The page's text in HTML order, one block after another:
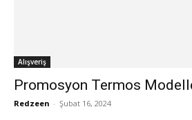
Alışveriş
Promosyon Termos
Redzeen - Şubat 16, 2024